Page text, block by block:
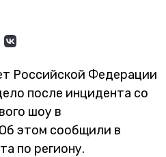
Российской Федерации
после инцидента со
шоу в
этом сообщили в
по региону.